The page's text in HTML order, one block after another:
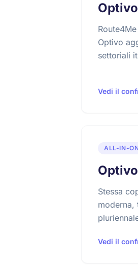
Optivo
settoriali
Vedi il
ALL-IN-
Stessa
moderna,
Vedi il